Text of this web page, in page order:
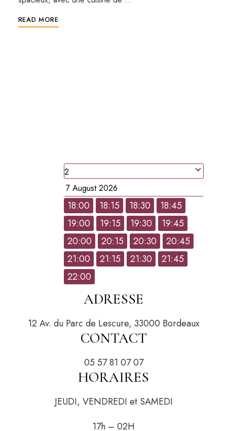
READ MORE
18:00 18:15 18:30
18:45
19:00
19:15 19:30
19:45
20:00
20:15 20:30
20:45
21:00
21:15 21:30
21:45
22:00
ADRESSE
12 Av. du Parc de Lescure, 33000 Bordeaux
CONTACT
05 57 81 07 07
HORAIRES
JEUDI, VENDREDI et SAMEDI
17h – 02H